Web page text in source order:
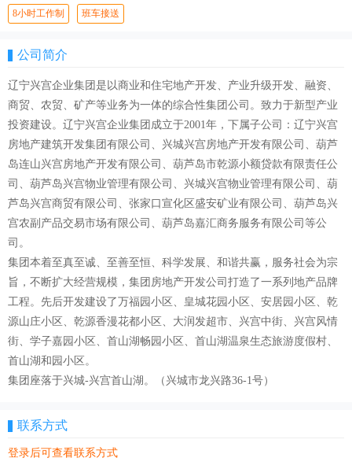
8小时工作制 班车接送
公司简介
辽宁兴宫企业集团是以商业和住宅地产开发、产业升级开发、融资、
商贸、农贸、矿产等业务为一体的综合性集团公司。致力于新型产业
投资建设。辽宁兴宫企业集团成立于2001年，下属子公司：辽宁兴宫
房地产建筑开发集团有限公司、兴城兴宫房地产开发有限公司、葫芦
岛连山兴宫房地产开发有限公司、葫芦岛市乾源小额贷款有限责任公
司、葫芦岛兴宫物业管理有限公司、兴城兴宫物业管理有限公司、葫
芦岛兴宫商贸有限公司、张家口宣化区盛安矿业有限公司、葫芦岛兴
宫农副产品交易市场有限公司、葫芦岛嘉汇商务服务有限公司等公
司。
集团本着至真至诚、至善至恒、科学发展、和谐共赢，服务社会为宗
旨，不断扩大经营规模，集团房地产开发公司打造了一系列地产品牌
工程。先后开发建设了万福园小区、皇城花园小区、安居园小区、乾
源山庄小区、乾源香漫花都小区、大润发超市、兴宫中街、兴宫风情
街、学子嘉园小区、首山湖畅园小区、首山湖温泉生态旅游度假村、
首山湖和园小区。
集团座落于兴城-兴宫首山湖。（兴城市龙兴路36-1号）
联系方式
登录后可查看联系方式